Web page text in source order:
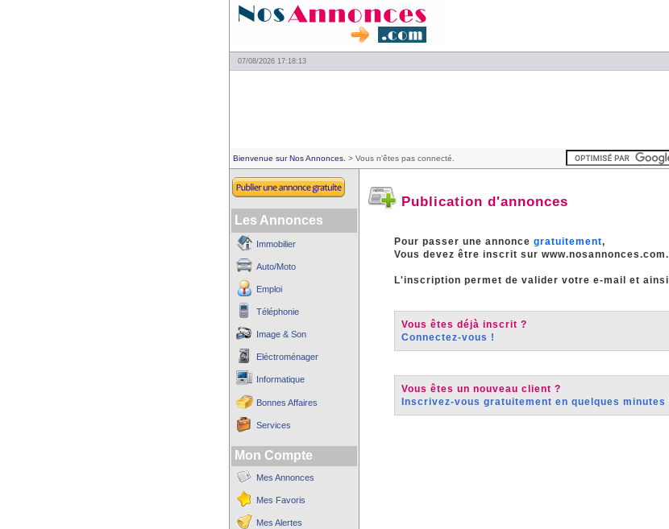
07/08/2026 17:18:13
Bienvenue sur Nos Annonces. > Vous n'êtes pas connecté.
Les Annonces
Immobilier
Auto/Moto
Emploi
Téléphonie
Image & Son
Eléctroménager
Informatique
Bonnes Affaires
Services
Mon Compte
Mes Annonces
Mes Favoris
Mes Alertes
Publication d'annonces
Pour passer une annonce gratuitement,
Vous devez être inscrit sur www.nosannonces.com.
L'inscription permet de valider votre e-mail et
Vous êtes déjà inscrit ?
Connectez-vous !
Vous êtes un nouveau client ?
Inscrivez-vous gratuitement en quelques minutes